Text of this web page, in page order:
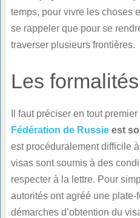
temps, pour vivre les choses
se rappeler que pour se
traverser plusieurs frontières.
Les
Il faut préciser en tout
Fédération de Russieest
est procéduralement difficile
visas sont soumis à des
respecter à la lettre. Pour
autorités ont agréé une
démarches d’obtention du